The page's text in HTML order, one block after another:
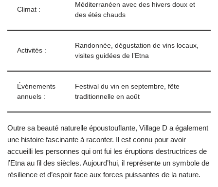
Climat :
Méditerranéen avec des hivers doux et
des étés chauds
Activités :
Randonnée, dégustation de vins locaux,
visites guidées de l’Etna
Événements
annuels :
Festival du vin en septembre, fête
traditionnelle en août
Outre sa beauté naturelle époustouflante, Village D a également
une histoire fascinante à raconter. Il est connu pour avoir
accueilli les personnes qui ont fui les éruptions destructrices de
l’Etna au fil des siècles. Aujourd’hui, il représente un symbole de
résilience et d’espoir face aux forces puissantes de la nature.